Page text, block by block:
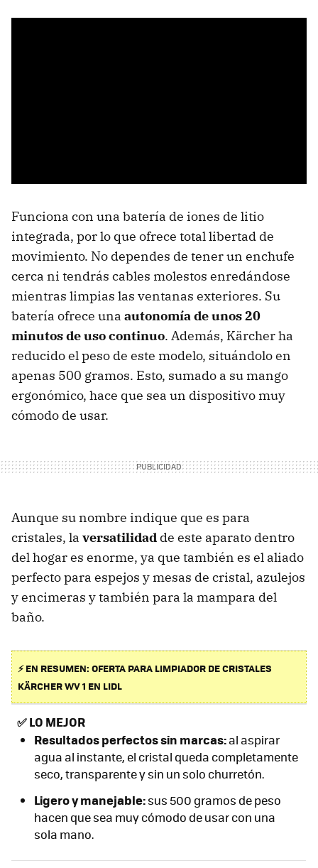
Funciona con una batería de iones de litio
integrada, por lo que ofrece total libertad de
movimiento. No dependes de tener un enchufe
cerca ni tendrás cables molestos enredándose
mientras limpias las ventanas exteriores. Su
batería ofrece una autonomía de unos 20
minutos de uso continuo. Además, Kärcher ha
reducido el peso de este modelo, situándolo en
apenas 500 gramos. Esto, sumado a su mango
ergonómico, hace que sea un dispositivo muy
cómodo de usar.
Aunque su nombre indique que es para
cristales, la versatilidad de este aparato dentro
del hogar es enorme, ya que también es el aliado
perfecto para espejos y mesas de cristal, azulejos
y encimeras y también para la mampara del
baño.
⚡ EN RESUMEN: OFERTA PARA LIMPIADOR DE CRISTALES
KÄRCHER WV 1 EN LIDL
✅LO MEJOR
Resultados perfectos sin marcas:al aspirar
agua al instante, el cristal queda completamente
seco, transparente y sin un solo churretón.
Ligero y manejable:sus 500 gramos de peso
hacen que sea muy cómodo de usar con una
sola mano.